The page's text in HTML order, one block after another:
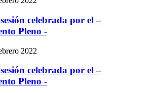
celebrada por el –
Pleno -
2022
celebrada por el –
Pleno -